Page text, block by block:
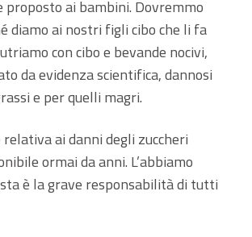
ai bambini. Dovremmo
diamo ai nostri figli cibo che li fa
con cibo e bevande nocivi,
da evidenza scientifica, dannosi
e per quelli magri.
relativa ai danni degli zuccheri
ormai da anni. L’abbiamo
è la grave responsabilità di tutti